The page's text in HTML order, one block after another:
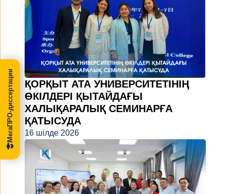
ҚОРҚЫТ АТА УНИВЕРСИТЕТІНІҢ
ӨКІЛДЕРІ ҚЫТАЙДАҒЫ
ХАЛЫҚАРАЛЫҚ СЕМИНАРҒА
ҚАТЫСУДА
16 шілде 2026
МегаПРО-диссертации